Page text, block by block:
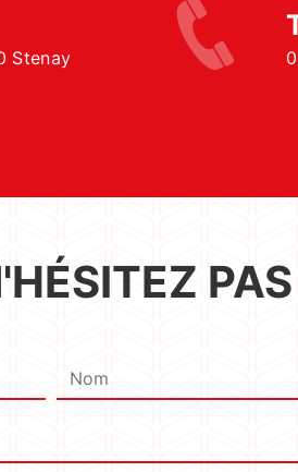
Stenay